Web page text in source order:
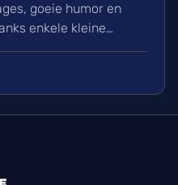
goeie humor en
enkele kleine